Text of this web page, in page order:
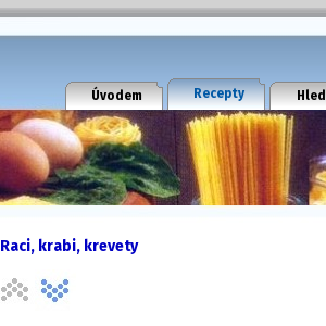
Úvodem Recepty
Raci, krabi, krevety